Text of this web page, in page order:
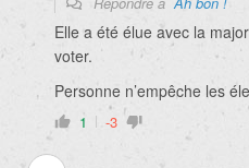
Elle a été élue avec la
voter.
Personne n’empêche les
1 -3